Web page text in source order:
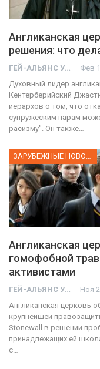
Англиканская
решения: что
ГЕЙ-АЛЬЯНС УКРАИНА Фев
Духовный лидер
Кентерберийский
иерархов о том, что
супружеским парам
расизму". Он также…
Англиканская
гомофобной
активистами
ГЕЙ-АЛЬЯНС УКРАИНА Ноя
Англиканская церковь
крупнейшей
Stonewall в решении
принадлежащих ей
с…